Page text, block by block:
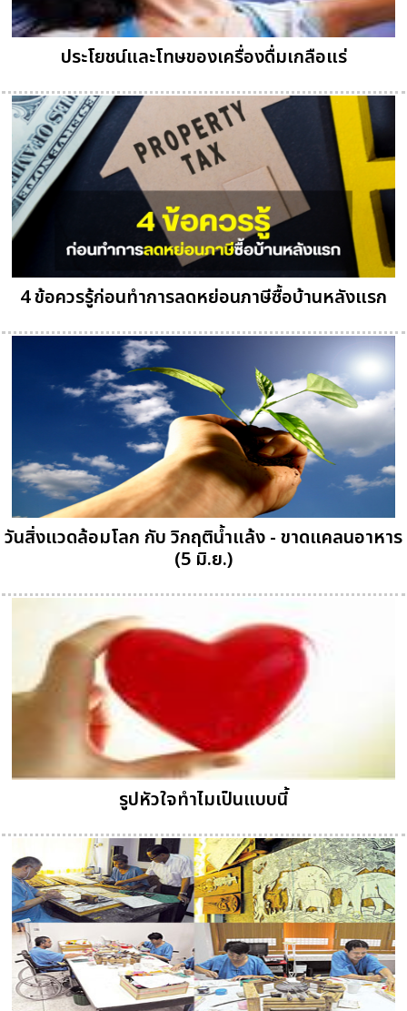
ประโยชน์และโทษของเครื่องดื่มเกลือแร่
4 ข้อควรรู้ก่อนทำการลดหย่อนภาษีซื้อบ้านหลังแรก
วันสิ่งแวดล้อมโลก กับ วิกฤติน้ำแล้ง - ขาดแคลนอาหาร
(5 มิ.ย.)
รูปหัวใจทำไมเป็นแบบนี้